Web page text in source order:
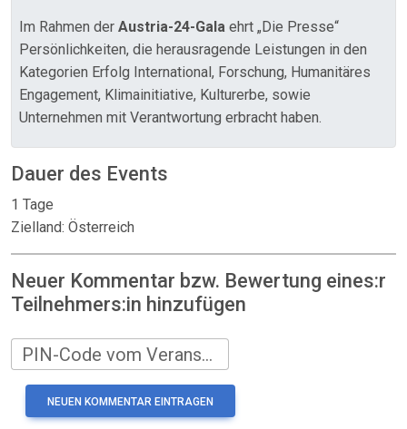
Im Rahmen der Austria-24-Gala ehrt „Die Presse“
Persönlichkeiten, die herausragende Leistungen in den
Kategorien Erfolg International, Forschung, Humanitäres
Engagement, Klimainitiative, Kulturerbe, sowie
Unternehmen mit Verantwortung erbracht haben.
Dauer des Events
1 Tage
Zielland: Österreich
Neuer Kommentar bzw. Bewertung eines:r
Teilnehmers:in hinzufügen
PIN-Code vom Veranstalter